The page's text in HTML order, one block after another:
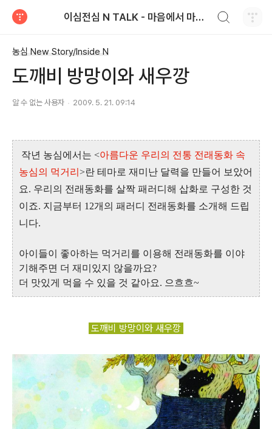
이심전심 N TALK - 마음에서 마음으로 전하는 농심 블로그
농심 New Story/Inside N
도깨비 방망이와 새우깡
알 수 없는 사용자 2009. 5. 21. 09:14
작년 농심에서는 <아름다운 우리의 전통 전래동화 속
농심의 먹거리 >란 테마로 재미난 달력을 만들어 보았어
요. 우리의 전래동화를 살짝 패러디해 삽화로 구성한 것
이죠. 지금부터 12개의 패러디 전래동화를 소개해 드립
니다.
아이들이 좋아하는 먹거리를 이용해 전래동화를 이야
기해주면 더 재미있지 않을까요?
더 맛있게 먹을 수 있을 것 같아요. 으흐흐~
도깨비 방망이와 새우깡